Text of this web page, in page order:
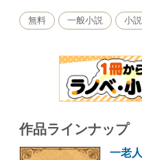
無料 一般小説 小説
作品ラインナップ
一老人